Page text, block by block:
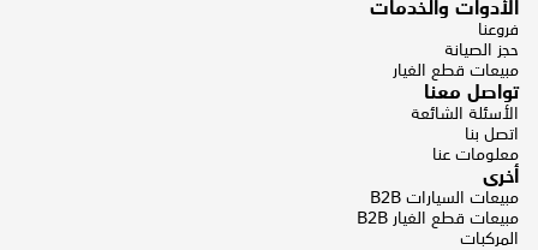
الأدوات والخدمات
فروعنا
حجز الصيانة
مبيعات قطع الغيار
تواصل معنا
الأسئلة الشائعة
اتصل بنا
معلومات عنا
أخرى
مبيعات السيارات B2B
مبيعات قطع الغيار B2B
المركبات